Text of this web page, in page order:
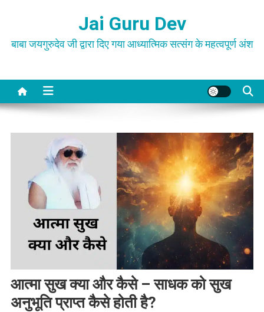
content
Jai Guru Dev
बाबा जयगुरुदेव जी द्वारा दिए गया आध्यात्मिक सत्संग के महत्वपूर्ण अंश
आत्मा सुख क्या और कैसे – साधक को सुख
अनुभूति प्राप्त कैसे होती है?